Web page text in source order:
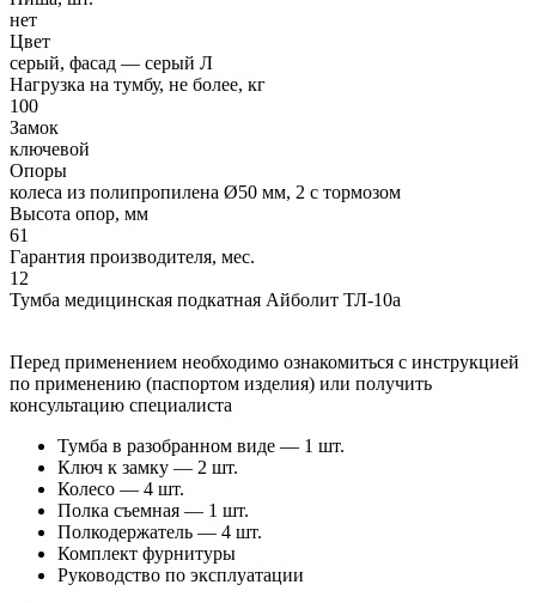
нет
Цвет
серый, фасад — серый Л
Нагрузка на тумбу, не более, кг
100
Замок
ключевой
Опоры
колеса из полипропилена Ø50 мм, 2 с тормозом
Высота опор, мм
61
Гарантия производителя, мес.
12
Тумба медицинская подкатная Айболит ТЛ-10а
Перед применением необходимо ознакомиться с инструкцией
по применению (паспортом изделия) или получить
консультацию специалиста
Тумба в разобранном виде — 1 шт.
Ключ к замку — 2 шт.
Колесо — 4 шт.
Полка съемная — 1 шт.
Полкодержатель — 4 шт.
Комплект фурнитуры
Руководство по эксплуатации